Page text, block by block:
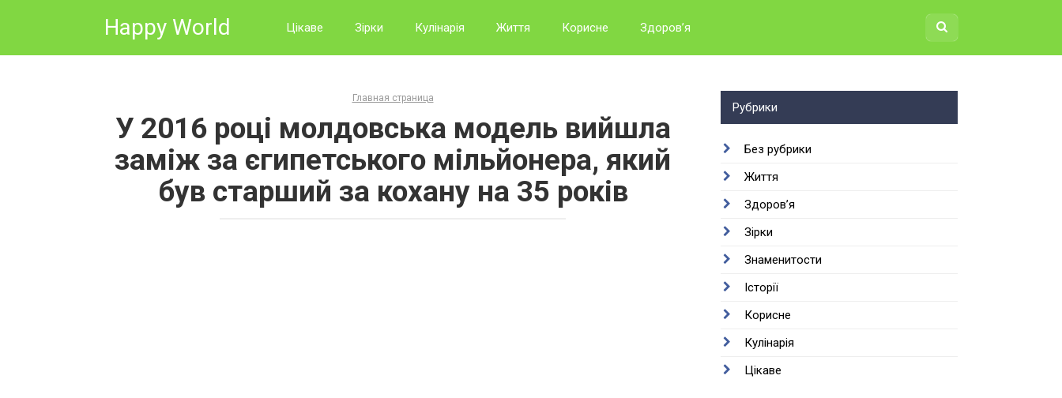
Happy World Цікаве Зірки Кулінарія Життя Корисне Здоров’я
Главная страница
У 2016 році молдовська модель вийшла
заміж за єгипетського мільйонера, який
був старший за кохану на 35 років
Рубрики
Без рубрики
Життя
Здоров’я
Зірки
Знаменитости
Історії
Корисне
Кулінарія
Цікаве